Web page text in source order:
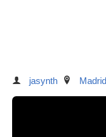
jasynth Madrid